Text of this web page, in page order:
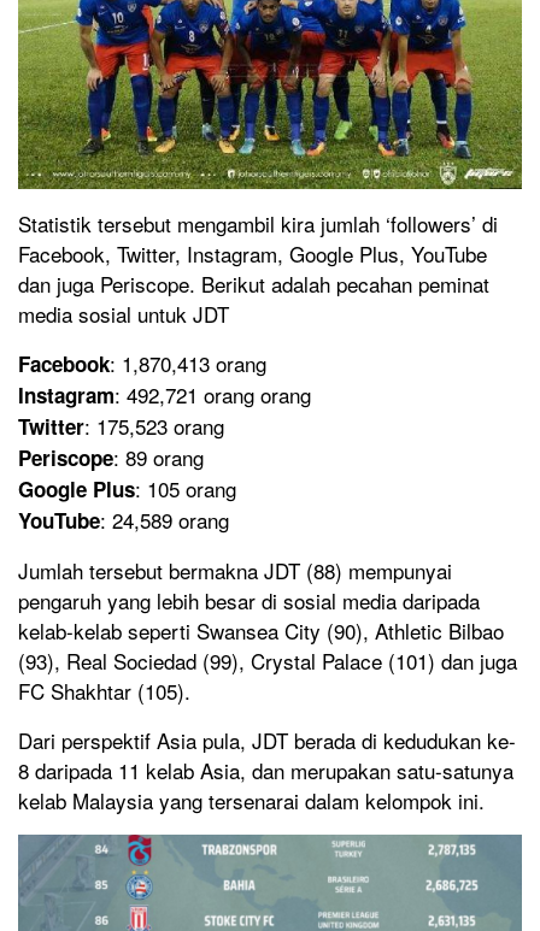
Statistik tersebut mengambil kira jumlah ‘followers’ di
Facebook, Twitter, Instagram, Google Plus, YouTube
dan juga Periscope. Berikut adalah pecahan peminat
media sosial untuk JDT
Facebook: 1,870,413 orang
Instagram: 492,721 orang orang
Twitter: 175,523 orang
Periscope: 89 orang
Google Plus: 105 orang
YouTube: 24,589 orang
Jumlah tersebut bermakna JDT (88) mempunyai
pengaruh yang lebih besar di sosial media daripada
kelab-kelab seperti Swansea City (90), Athletic Bilbao
(93), Real Sociedad (99), Crystal Palace (101) dan juga
FC Shakhtar (105).
Dari perspektif Asia pula, JDT berada di kedudukan ke-
8 daripada 11 kelab Asia, dan merupakan satu-satunya
kelab Malaysia yang tersenarai dalam kelompok ini.